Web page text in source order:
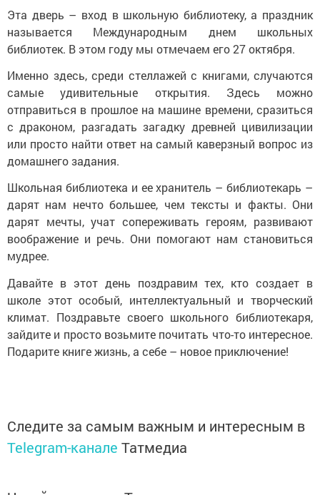
Эта дверь – вход в школьную библиотеку, а праздник
называется Международным днем школьных
библиотек. В этом году мы отмечаем его 27 октября.
Именно здесь, среди стеллажей с книгами, случаются
самые удивительные открытия. Здесь можно
отправиться в прошлое на машине времени, сразиться
с драконом, разгадать загадку древней цивилизации
или просто найти ответ на самый каверзный вопрос из
домашнего задания.
Школьная библиотека и ее хранитель – библиотекарь –
дарят нам нечто большее, чем тексты и факты. Они
дарят мечты, учат сопереживать героям, развивают
воображение и речь. Они помогают нам становиться
мудрее.
Давайте в этот день поздравим тех, кто создает в
школе этот особый, интеллектуальный и творческий
климат. Поздравьте своего школьного библиотекаря,
зайдите и просто возьмите почитать что-то интересное.
Подарите книге жизнь, а себе – новое приключение!
Следите за самым важным и интересным в
Telegram-канале Татмедиа